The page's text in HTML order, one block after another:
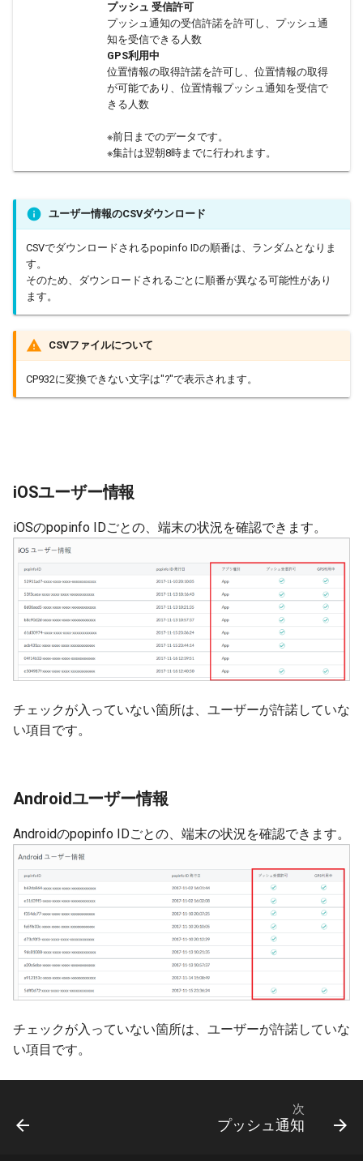
プッシュ 受信許可
プッシュ通知の受信許諾を許可し、プッシュ通
知を受信できる人数
GPS利用中
位置情報の取得許諾を許可し、位置情報の取得
が可能であり、位置情報プッシュ通知を受信で
きる人数
※前日までのデータです。
※集計は翌朝8時までに行われます。
ユーザー情報のCSVダウンロード
CSVでダウンロードされるpopinfo IDの順番は、ランダムとなりま
す。
そのため、ダウンロードされるごとに順番が異なる可能性があり
ます。
CSVファイルについて
CP932に変換できない文字は"?"で表示されます。
iOSユーザー情報
iOSのpopinfo IDごとの、端末の状況を確認できます。
チェックが入っていない箇所は、ユーザーが許諾していな
い項目です。
Androidユーザー情報
Androidのpopinfo IDごとの、端末の状況を確認できます。
チェックが入っていない箇所は、ユーザーが許諾していな
い項目です。
次
プッシュ通知